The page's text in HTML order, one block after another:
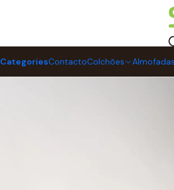
CategoriesContactoColchões
CADEIRÃO RELAX VNT